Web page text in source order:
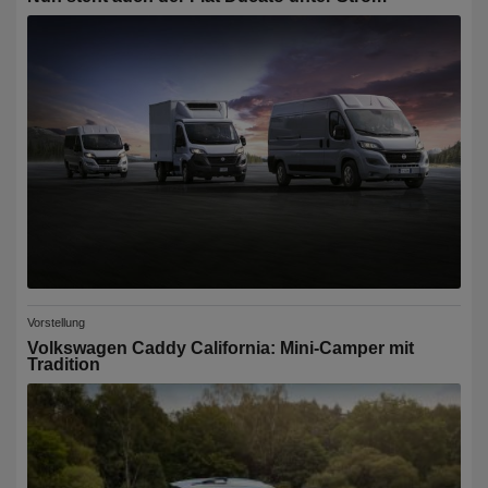
Vorstellung
Volkswagen Caddy California: Mini-Camper mit
Tradition